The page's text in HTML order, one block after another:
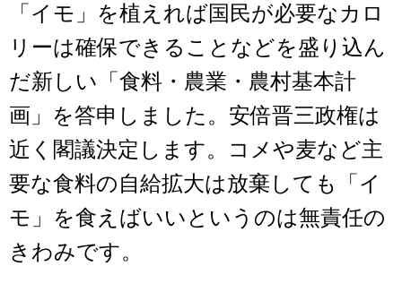
「イモ」を植えれば国民が必要なカロ
リーは確保できることなどを盛り込ん
だ新しい「食料・農業・農村基本計
画」を答申しました。安倍晋三政権は
近く閣議決定します。コメや麦など主
要な食料の自給拡大は放棄しても「イ
モ」を食えばいいというのは無責任の
きわみです。